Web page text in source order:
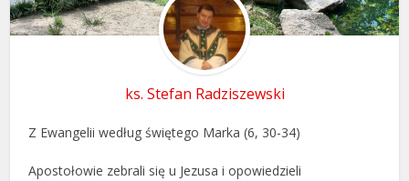
ks. Stefan Radziszewski
Z Ewangelii według świętego Marka (6, 30-34)
Apostołowie zebrali się u Jezusa i opowiedzieli